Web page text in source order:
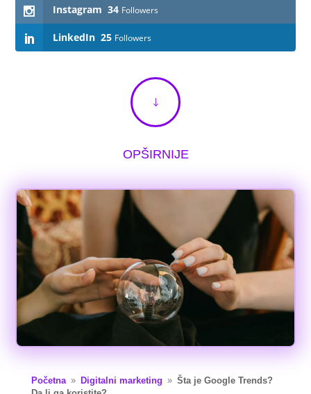
Instagram 34 Followers
LinkedIn 25 Followers
"
OPŠIRNIJE
Početna 9 Digitalni marketing 9 Šta je Google Trends?